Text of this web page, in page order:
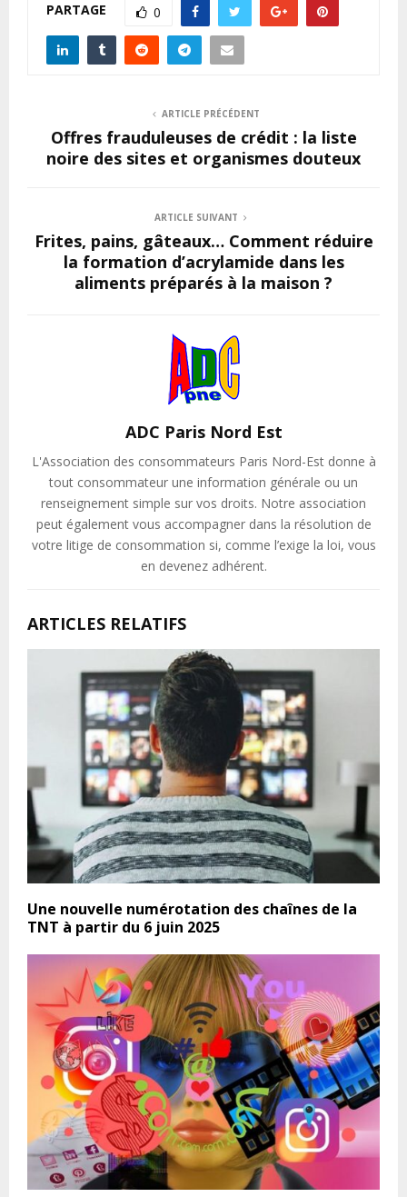
PARTAGE 0
ARTICLE PRÉCÉDENT
Offres frauduleuses de crédit : la liste
noire des sites et organismes douteux
ARTICLE SUIVANT
Frites, pains, gâteaux… Comment réduire
la formation d’acrylamide dans les
aliments préparés à la maison ?
ADC Paris Nord Est
L'Association des consommateurs Paris Nord-Est donne à
tout consommateur une information générale ou un
renseignement simple sur vos droits. Notre association
peut également vous accompagner dans la résolution de
votre litige de consommation si, comme l’exige la loi, vous
en devenez adhérent.
ARTICLES RELATIFS
Une nouvelle numérotation des chaînes de la
TNT à partir du 6 juin 2025